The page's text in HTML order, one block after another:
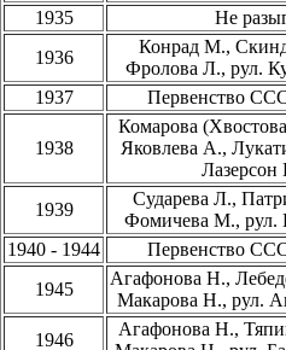
1935
Не
1936
Конрад М.,
Фролова Л., рул.
1937
Первенство
1938
Комарова
Яковлева А.,
1939
Сударева Л.,
Фомичева М., рул.
1940 - 1944
Первенство
1945
Агафонова Н.,
Макарова Н., рул.
1946
Агафонова Н.,